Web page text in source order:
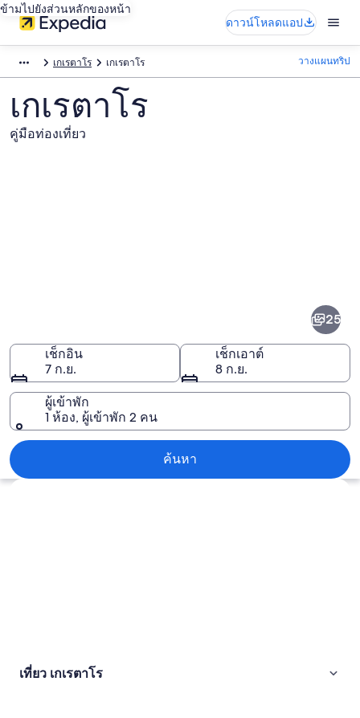
ข้ามไปยังส่วนหลักของหน้า
ดาวน์โหลดแอป
เกเรตาโร เกเรตาโร วางแผนทริป
เกเรตาโร
คู่มือท่องเที่ยว
25
เช็กอิน
7 ก.ย.
เช็กเอาต์
8 ก.ย.
ผู้เข้าพัก
1 ห้อง, ผู้เข้าพัก 2 คน
ค้นหา
สำรวจแผนที่
เที่ยว เกเรตาโร